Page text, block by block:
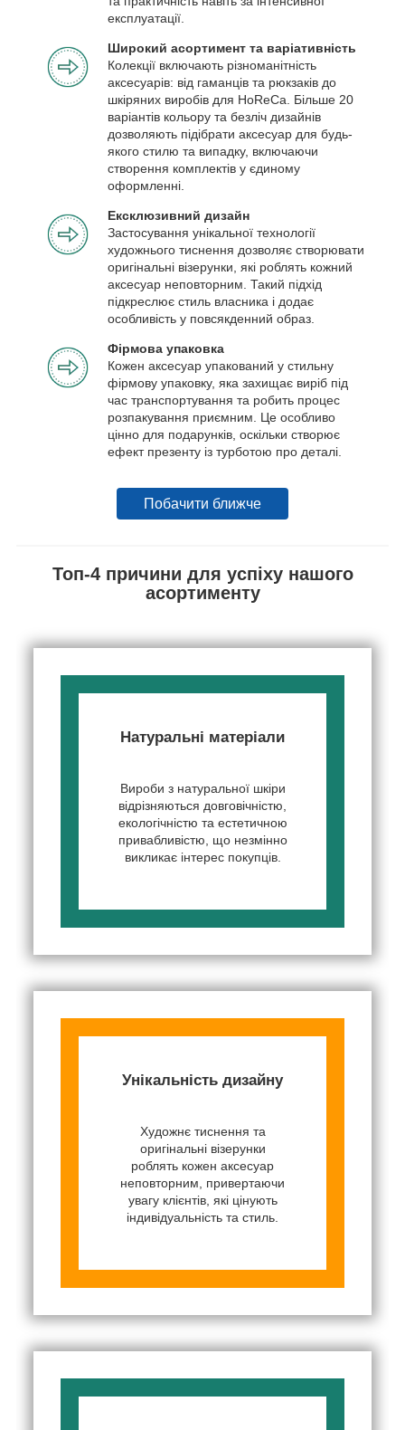
експлуатації.
Широкий асортимент та варіативність
Колекції включають різноманітність
аксесуарів: від гаманців та рюкзаків до
шкіряних виробів для HoReCa. Більше 20
варіантів кольору та безліч дизайнів
дозволяють підібрати аксесуар для будь-
якого стилю та випадку, включаючи
створення комплектів у єдиному
оформленні.
Ексклюзивний дизайн
Застосування унікальної технології
художнього тиснення дозволяє створювати
оригінальні візерунки, які роблять кожний
аксесуар неповторним. Такий підхід
підкреслює стиль власника і додає
особливість у повсякденний образ.
Фірмова упаковка
Кожен аксесуар упакований у стильну
фірмову упаковку, яка захищає виріб під
час транспортування та робить процес
розпакування приємним. Це особливо
цінно для подарунків, оскільки створює
ефект презенту із турботою про деталі.
Побачити ближче
Топ-4 причини для успіху нашого
асортименту
Натуральні матеріали
Вироби з натуральної шкіри
відрізняються довговічністю,
екологічністю та естетичною
привабливістю, що незмінно
викликає інтерес покупців.
Унікальність дизайну
Художнє тиснення та
оригінальні візерунки
роблять кожен аксесуар
неповторним, привертаючи
увагу клієнтів, які цінують
індивідуальність та стиль.